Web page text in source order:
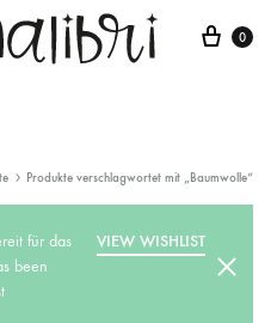
Cart
0
Produkte verschlagwortet mit „Baumwolle“
VIEW WISHLIST
für das
been